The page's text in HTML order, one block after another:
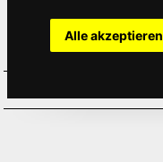
Alle akzeptieren